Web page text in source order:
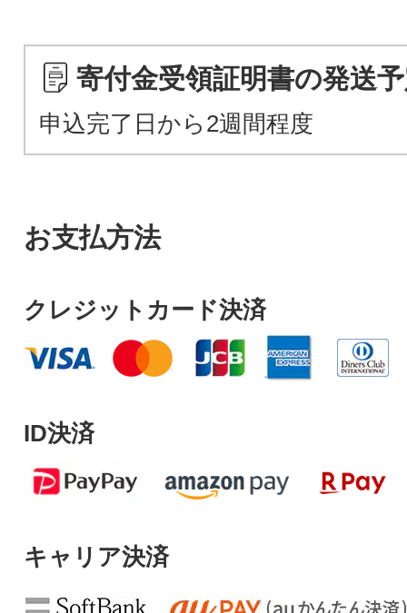
寄付金受領証明書の発送
申込完了日から2週間程度
お支払方法
クレジットカード決済
ID決済
キャリア決済